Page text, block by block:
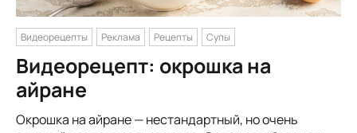
Видеорецепты Реклама Рецепты Супы
Видеорецепт: окрошка на
айране
Окрошка на айране — нестандартный, но очень